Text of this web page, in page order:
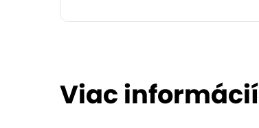
Viac informácií